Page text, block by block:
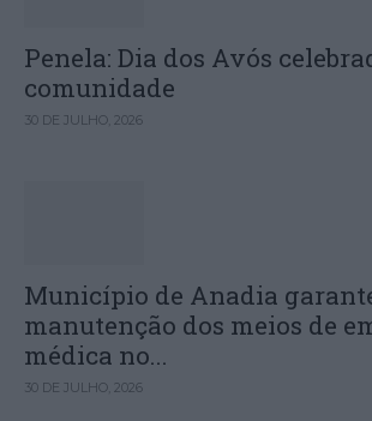
Penela: Dia dos Avós
comunidade
30 DE JULHO, 2026
Município de Anadia
manutenção dos meios de
médica no...
30 DE JULHO, 2026